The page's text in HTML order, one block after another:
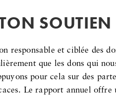
responsable et ciblée des
que les dons qui
pour cela sur des
Le rapport annuel